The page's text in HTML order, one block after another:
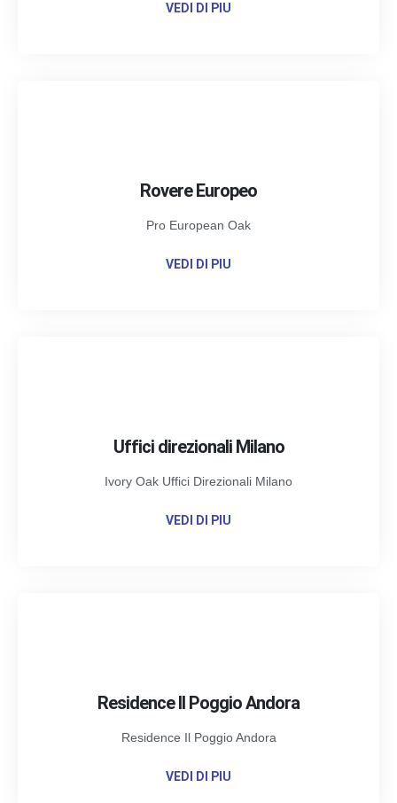
VEDI DI PIU
VEDI DI PIU
Rovere Europeo
Pro European Oak
VEDI DI PIU
Uffici direzionali Milano
Ivory Oak Uffici Direzionali Milano
VEDI DI PIU
Residence Il Poggio Andora
Residence Il Poggio Andora